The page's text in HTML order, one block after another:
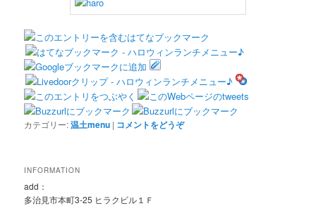
カテゴリー:温土menu | コメントをどうぞ
INFORMATION
add：
多治見市本町3-25 ヒラクビル１Ｆ